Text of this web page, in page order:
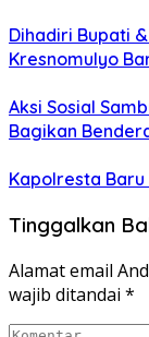
Dihadiri Bupati
Kresnomulyo
Aksi Sosial
Bagikan
Kapolresta Baru
Tinggalkan
Alamat email
wajib ditandai *